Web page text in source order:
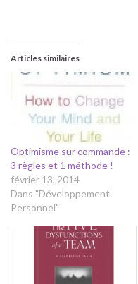
Articles similaires
Optimisme sur commande :
3 règles et 1 méthode !
février 13, 2014
Dans "Développement
Personnel"